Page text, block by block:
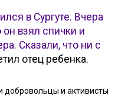
в Сургуте. Вчера
взял спички и
Сказали, что ни с
отец ребенка.
добровольцы и активисты